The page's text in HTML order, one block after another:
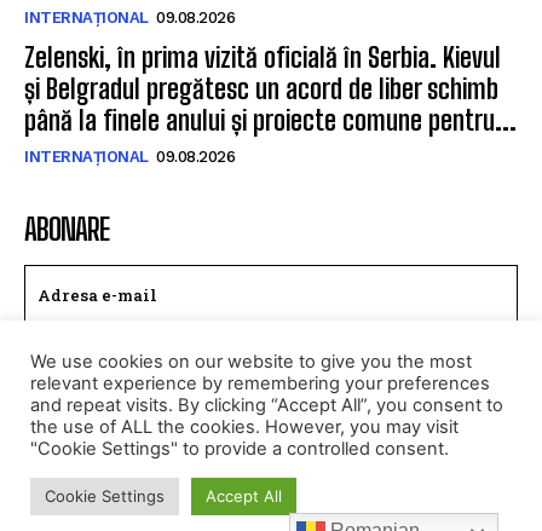
INTERNAȚIONAL 09.08.2026
Zelenski, în prima vizită oficială în Serbia. Kievul
și Belgradul pregătesc un acord de liber schimb
până la finele anului și proiecte comune pentru...
INTERNAȚIONAL 09.08.2026
ABONARE
TRIMITE
Am citit si accept Politica de confidentialitate.
© Toate drepturile rezervate CALEAEUROPEANA.RO
We use cookies on our website to give you the most
relevant experience by remembering your preferences
and repeat visits. By clicking “Accept All”, you consent to
the use of ALL the cookies. However, you may visit
"Cookie Settings" to provide a controlled consent.
Cookie Settings Accept All